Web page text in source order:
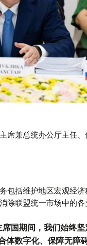
席兼总统办公厅主任
包括维护地区宏观经
除联盟统一市场中的各
国期间，我们始终
体数字化、保障无障